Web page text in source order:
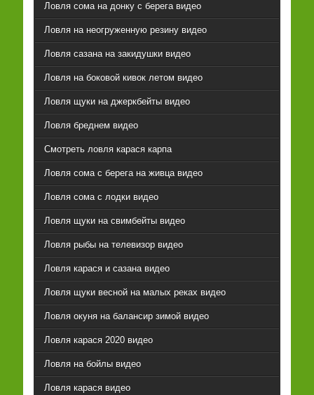
Ловля сома на донку с берега видео
Ловля на неогруженную резину видео
Ловля сазана на закидушки видео
Ловля на боковой кивок летом видео
Ловля щуки на джеркбейты видео
Ловля бреднем видео
Смотреть ловля карася карпа
Ловля сома с берега на живца видео
Ловля сома с лодки видео
Ловля щуки на свимбейты видео
Ловля рыбы на телевизор видео
Ловля карася и сазана видео
Ловля щуки весной на малых реках видео
Ловля окуня на балансир зимой видео
Ловля карася 2020 видео
Ловля на бойлы видео
Ловля карася видео